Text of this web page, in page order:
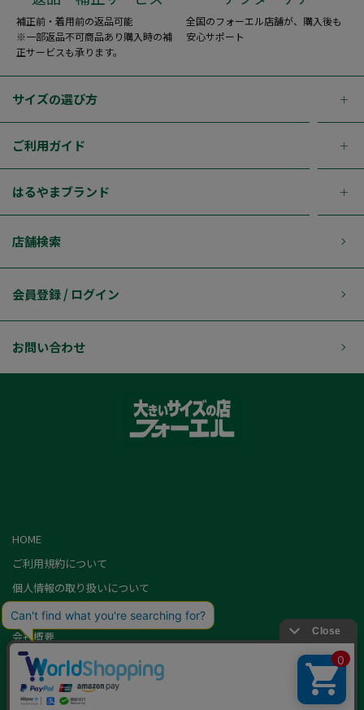
補正前・着用前の返品可能
※一部返品不可商品あり購入時の補
正サービスも承ります。
全国のフォーエル店舗が、購入後も
安心サポート
サイズの選び方
ご利用ガイド
はるやまブランド
店舗検索
会員登録 / ログイン
お問い合わせ
HOME
ご利用規約について
個人情報の取り扱いについて
特定商取引に基づく表記
会社概要
カード会員（情報変更/ポイント照会）
お問い合わせ